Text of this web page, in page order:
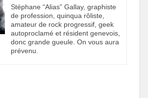
Stéphane “Alias” Gallay, graphiste
de profession, quinqua rôliste,
amateur de rock progressif, geek
autoproclamé et résident genevois,
donc grande gueule. On vous aura
prévenu.